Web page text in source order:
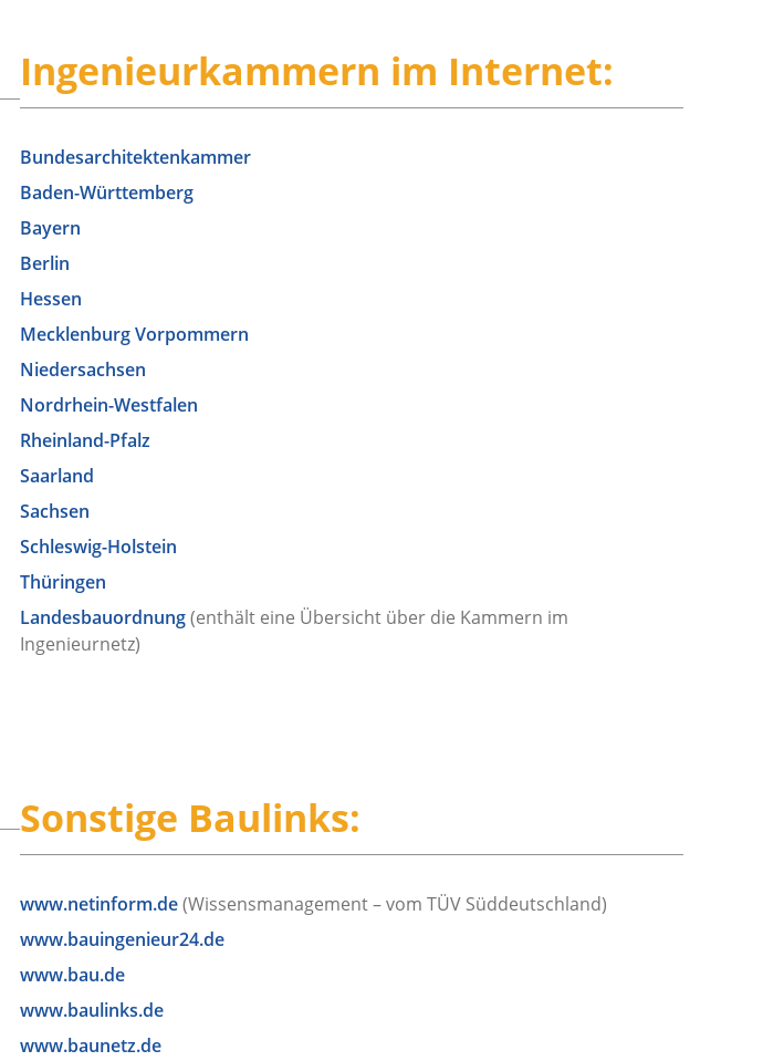
Ingenieurkammern im Internet:
Bundesarchitektenkammer
Baden-Württemberg
Bayern
Berlin
Hessen
Mecklenburg Vorpommern
Niedersachsen
Nordrhein-Westfalen
Rheinland-Pfalz
Saarland
Sachsen
Schleswig-Holstein
Thüringen
Landesbauordnung(enthält eine Übersicht über die Kammern im
Ingenieurnetz)
Sonstige Baulinks:
www.netinform.de(Wissensmanagement – vom TÜV Süddeutschland)
www.bauingenieur24.de
www.bau.de
www.baulinks.de
www.baunetz.de